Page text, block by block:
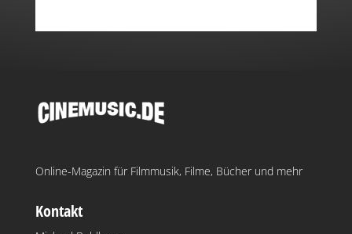
Online-Magazin für Filmmusik, Filme, Bücher und mehr
Kontakt